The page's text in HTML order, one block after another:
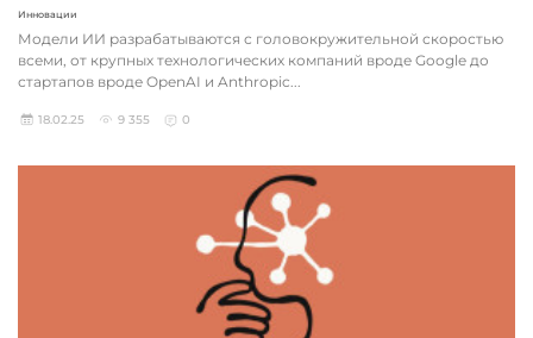
Инновации
Модели ИИ разрабатываются с головокружительной скоростью
всеми, от крупных технологических компаний вроде Google до
стартапов вроде OpenAI и Anthropic...
18.02.25 9 355 0